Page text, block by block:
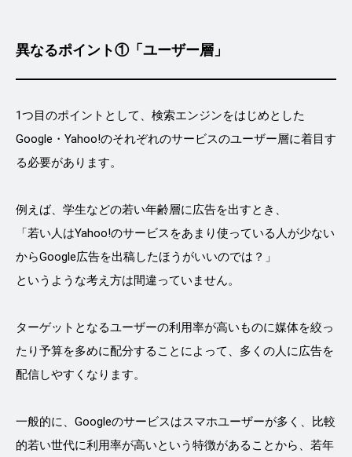
異なるポイント①「ユーザー層」
1つ目のポイントとして、検索エンジンをはじめとした
Google・Yahoo!のそれぞれのサービスのユーザー層に着目す
る必要があります。
例えば、学生などの若い年齢層に広告を出すとき、
「若い人はYahoo!のサービスをあまり使っている人が少ない
からGoogle広告を出稿したほうがいいのでは？」
というような考え方は間違っていません。
ターゲットとなるユーザーの利用率が高いものに媒体を絞っ
たり予算を多めに配分することによって、多くの人に広告を
配信しやすくなります。
一般的に、Googleのサービスはスマホユーザーが多く、比較
的若い世代に利用率が高いという特徴があることから、若年